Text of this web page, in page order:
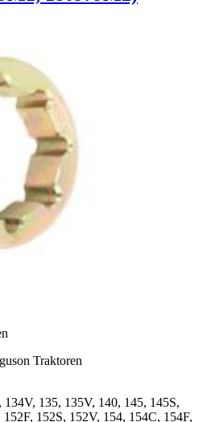
Traktoren
134V, 135, 135V, 140, 145, 145S,
152S, 152V, 154, 154C, 154F,